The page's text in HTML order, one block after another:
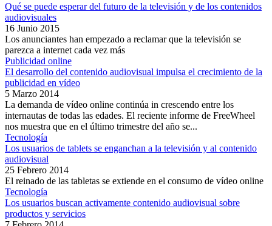
Qué se puede esperar del futuro de la televisión y de los contenidos
audiovisuales
16 Junio 2015
Los anunciantes han empezado a reclamar que la televisión se
parezca a internet cada vez más
Publicidad online
El desarrollo del contenido audiovisual impulsa el crecimiento de la
publicidad en vídeo
5 Marzo 2014
La demanda de vídeo online continúa in crescendo entre los
internautas de todas las edades. El reciente informe de FreeWheel
nos muestra que en el último trimestre del año se...
Tecnología
Los usuarios de tablets se enganchan a la televisión y al contenido
audiovisual
25 Febrero 2014
El reinado de las tabletas se extiende en el consumo de vídeo online
Tecnología
Los usuarios buscan activamente contenido audiovisual sobre
productos y servicios